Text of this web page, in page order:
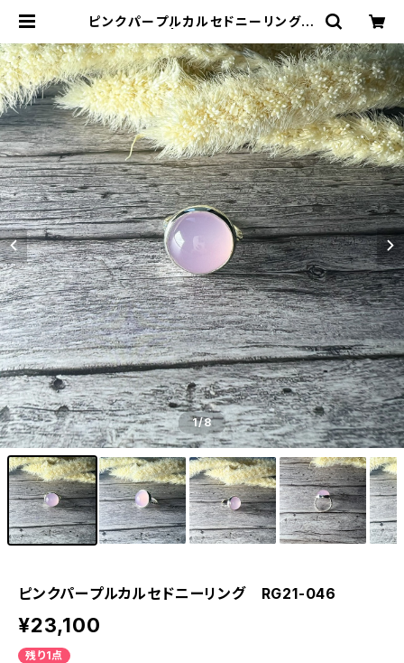
ピンクパープルカルセドニーリング
RY
1/8
ピンクパープルカルセドニーリング RG21-046
¥23,100
残り1点